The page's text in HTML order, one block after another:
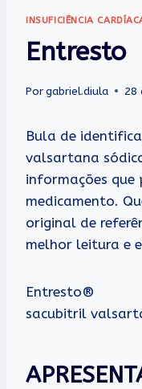
INSUFICIÊNCIA
Entresto
Porgabriel.diula 28
Bula de
valsartana
informações que
medicamento.
original de
melhor leitura e
Entresto®
sacubitril